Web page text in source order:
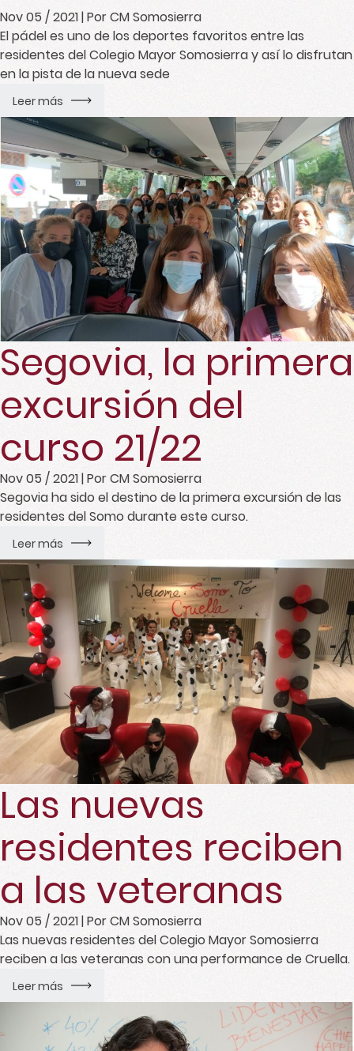
Nov 05 / 2021| Por CM Somosierra
El pádel es uno de los deportes favoritos entre las
residentes del Colegio Mayor Somosierra y así lo disfrutan
en la pista de la nueva sede
Leer más
Segovia, la primera
excursión del
curso 21/22
Nov 05 / 2021| Por CM Somosierra
Segovia ha sido el destino de la primera excursión de las
residentes del Somo durante este curso.
Leer más
Las nuevas
residentes reciben
a las veteranas
Nov 05 / 2021| Por CM Somosierra
Las nuevas residentes del Colegio Mayor Somosierra
reciben a las veteranas con una performance de Cruella.
Leer más